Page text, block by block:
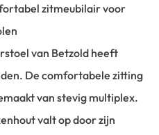
zitmeubilair voor
van Betzold heeft
De comfortabele zitting
van stevig multiplex.
valt op door zijn